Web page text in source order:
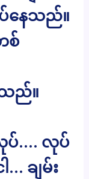
ေသည်။
စ်
ည်။
ပ်…. လုပ်
… ချမ်း